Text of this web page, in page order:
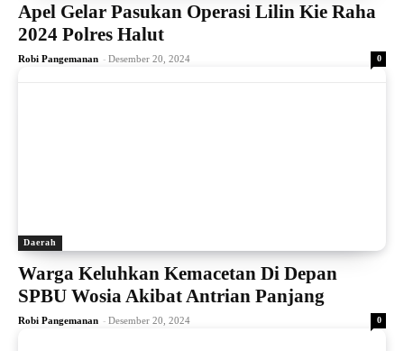
Apel Gelar Pasukan Operasi Lilin Kie Raha
2024 Polres Halut
Robi Pangemanan - Desember 20, 2024 0
Daerah
Warga Keluhkan Kemacetan Di Depan
SPBU Wosia Akibat Antrian Panjang
Robi Pangemanan - Desember 20, 2024 0